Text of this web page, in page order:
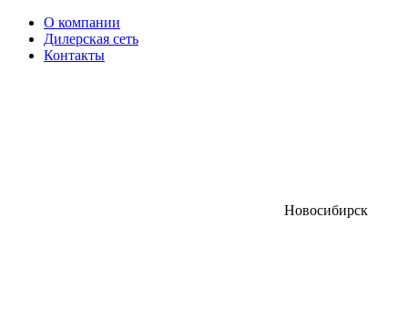
О компании
Дилерская сеть
Контакты
Новосибирск